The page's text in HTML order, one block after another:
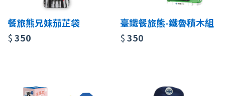
餐旅熊兄妹茄芷袋
$350
臺鐵餐旅熊-鐵魯積木組
$350